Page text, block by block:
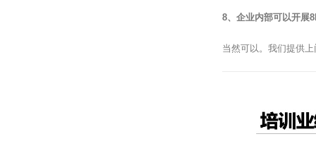
8、企业内部可以开展
当然可以。我们提供